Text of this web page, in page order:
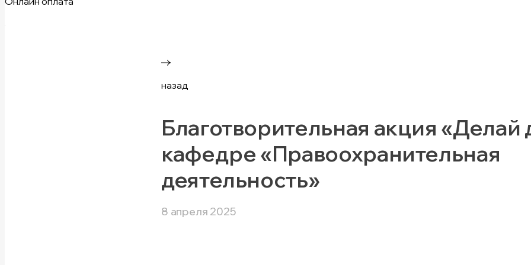
назад
Благотворительная акция «Делай
кафедре «Правоохранительная
деятельность»
8 апреля 2025